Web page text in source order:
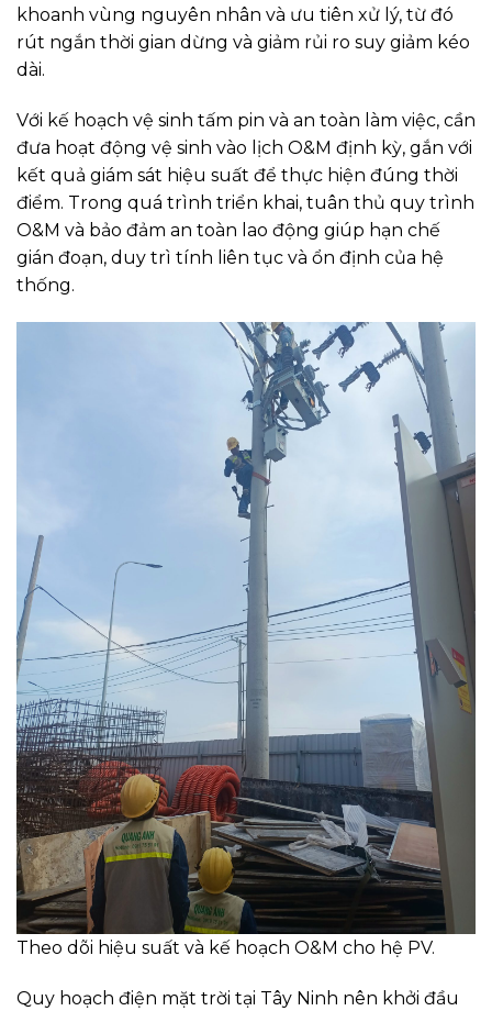
khoanh vùng nguyên nhân và ưu tiên xử lý, từ đó
rút ngắn thời gian dừng và giảm rủi ro suy giảm kéo
dài.
Với kế hoạch vệ sinh tấm pin và an toàn làm việc, cần
đưa hoạt động vệ sinh vào lịch O&M định kỳ, gắn với
kết quả giám sát hiệu suất để thực hiện đúng thời
điểm. Trong quá trình triển khai, tuân thủ quy trình
O&M và bảo đảm an toàn lao động giúp hạn chế
gián đoạn, duy trì tính liên tục và ổn định của hệ
thống.
Theo dõi hiệu suất và kế hoạch O&M cho hệ PV.
Quy hoạch điện mặt trời tại Tây Ninh nên khởi đầu